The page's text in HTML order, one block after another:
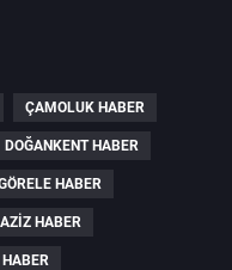
ÇAMOLUK HABER
DOĞANKENT HABER
HABER
HABER